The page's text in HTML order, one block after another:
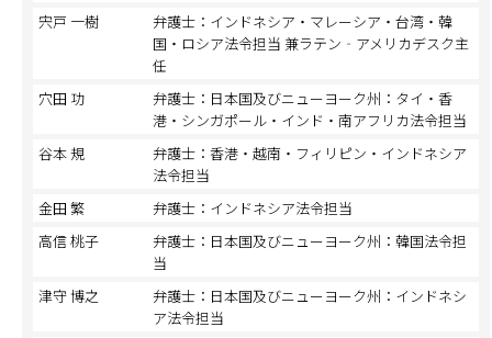
宍戸 一樹
弁護士：インドネシア・マレーシア・台湾・韓
国・ロシア法令担当 兼ラテン‐アメリカデスク主
任
穴田 功
弁護士：日本国及びニューヨーク州：タイ・香
港・シンガポール・インド・南アフリカ法令担当
谷本 規
弁護士：香港・越南・フィリピン・インドネシア
法令担当
金田 繁
弁護士：インドネシア法令担当
高信 桃子
弁護士：日本国及びニューヨーク州：韓国法令担
当
津守 博之
弁護士：日本国及びニューヨーク州：インドネシ
ア法令担当